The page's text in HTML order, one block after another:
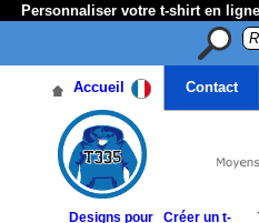
Personnaliser votre t-shirt en
Accueil Contact
Designs pour
Créer un t-